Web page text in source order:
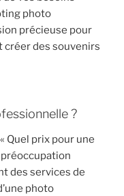
photo
précieuse pour
créer des souvenirs
?
Quel prix pour une
des services de
photo